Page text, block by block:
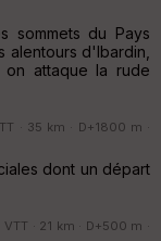
sommets du Pays
alentours d'Ibardin,
attaque la rude
· 35 km · D+1800 m ·
dont un départ
VTT · 21 km · D+500 m ·